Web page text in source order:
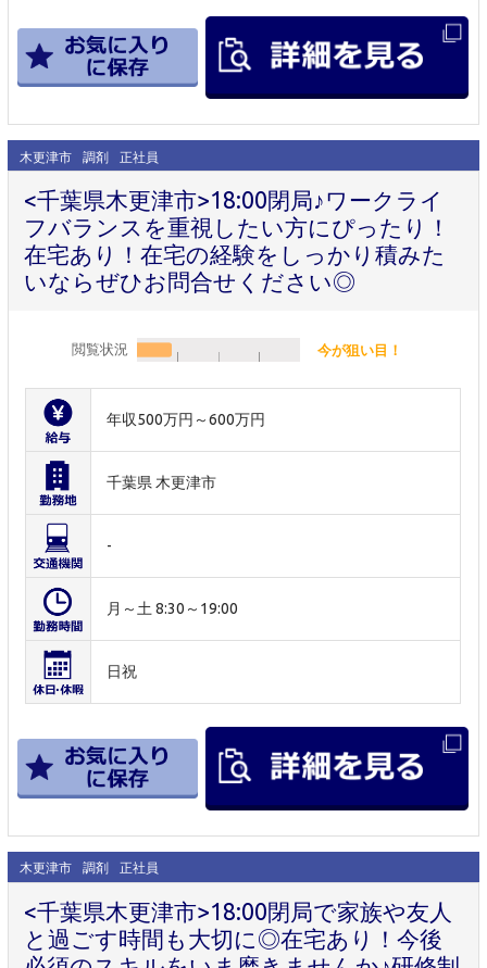
木更津市 調剤 正社員
<千葉県木更津市>18:00閉局♪ワークライ
フバランスを重視したい方にぴったり！
在宅あり！在宅の経験をしっかり積みた
いならぜひお問合せください◎
閲覧状況 今が狙い目！
年収500万円～600万円
千葉県 木更津市
-
月～土 8:30～19:00
日祝
木更津市 調剤 正社員
<千葉県木更津市>18:00閉局で家族や友人
と過ごす時間も大切に◎在宅あり！今後